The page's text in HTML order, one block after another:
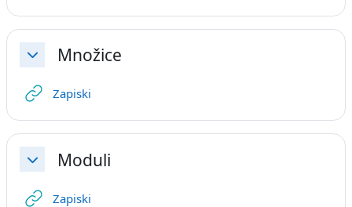
СвернутьMnožice
ZapiskiГиперссылка
СвернутьModuli
ZapiskiГиперссылка